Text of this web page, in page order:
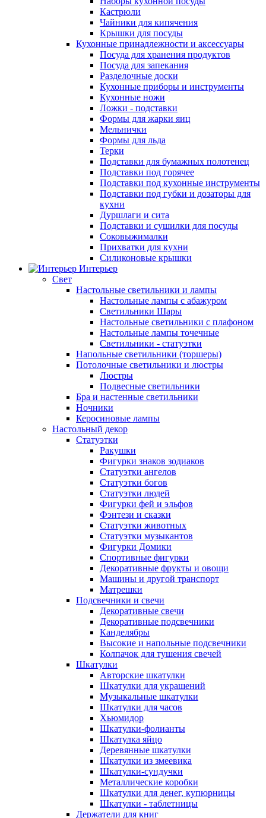
Кастрюли
Чайники для кипячения
Крышки для посуды
Кухонные принадлежности и аксессуары
Посуда для хранения продуктов
Посуда для запекания
Разделочные доски
Кухонные приборы и инструменты
Кухонные ножи
Ложки - подставки
Формы для жарки яиц
Мельнички
Формы для льда
Терки
Подставки для бумажных полотенец
Подставки под горячее
Подставки под кухонные инструменты
Подставки под губки и дозаторы для
кухни
Дуршлаги и сита
Подставки и сушилки для посуды
Соковыжималки
Прихватки для кухни
Силиконовые крышки
Интерьер
Свет
Настольные светильники и лампы
Настольные лампы с абажуром
Светильники Шары
Настольные светильники с плафоном
Настольные лампы точечные
Светильники - статуэтки
Напольные светильники (торшеры)
Потолочные светильники и люстры
Люстры
Подвесные светильники
Бра и настенные светильники
Ночники
Керосиновые лампы
Настольный декор
Статуэтки
Ракушки
Фигурки знаков зодиаков
Статуэтки ангелов
Статуэтки богов
Статуэтки людей
Фигурки фей и эльфов
Фэнтези и сказки
Статуэтки животных
Статуэтки музыкантов
Фигурки Домики
Спортивные фигурки
Декоративные фрукты и овощи
Машины и другой транспорт
Матрешки
Подсвечники и свечи
Декоративные свечи
Декоративные подсвечники
Канделябры
Высокие и напольные подсвечники
Колпачок для тушения свечей
Шкатулки
Авторские шкатулки
Шкатулки для украшений
Музыкальные шкатулки
Шкатулки для часов
Хьюмидор
Шкатулки-фолианты
Шкатулка яйцо
Деревянные шкатулки
Шкатулки из змеевика
Шкатулки-сундучки
Металлические коробки
Шкатулки для денег, купюрницы
Шкатулки - таблетницы
Держатели для книг